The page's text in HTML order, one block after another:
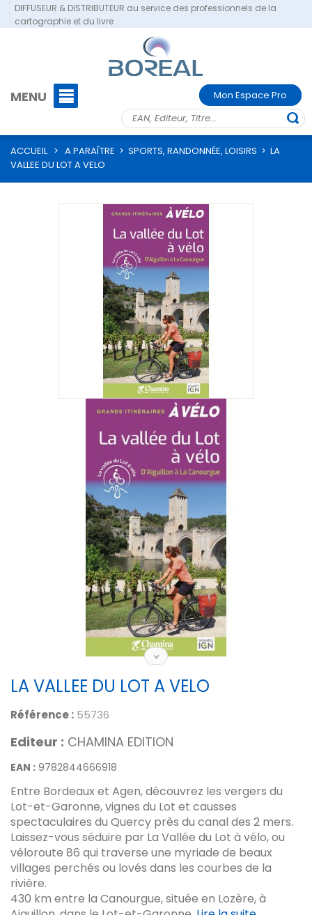
DIFFUSEUR & DISTRIBUTEUR au service des professionnels de la
cartographie et du livre
MENU Mon Espace Pro
ACCUEIL > A PARAÎTRE > SPORTS, RANDONNÉE, LOISIRS > LA
VALLEE DU LOT A VELO
LA VALLEE DU LOT A VELO
Référence : 55736
Editeur : CHAMINA EDITION
EAN : 9782844666918
Entre Bordeaux et Agen, découvrez les vergers du
Lot-et-Garonne, vignes du Lot et causses
spectaculaires du Quercy près du canal des 2 mers.
Laissez-vous séduire par La Vallée du Lot à vélo, ou
véloroute 86 qui traverse une myriade de beaux
villages perchés ou lovés dans les courbes de la
rivière.
430 km entre la Canourgue, située en Lozère, à